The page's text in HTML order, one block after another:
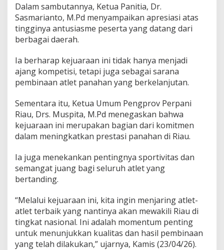
i
T
i
g
r
o
v
i
s
i
Dalam sambutannya, Ketua Panitia, Dr.
Sasmarianto, M.Pd menyampaikan apresiasi atas
tingginya antusiasme peserta yang datang dari
berbagai daerah.
Ia berharap kejuaraan ini tidak hanya menjadi
ajang kompetisi, tetapi juga sebagai sarana
pembinaan atlet panahan yang berkelanjutan.
Sementara itu, Ketua Umum Pengprov Perpani
Riau, Drs. Muspita, M.Pd menegaskan bahwa
kejuaraan ini merupakan bagian dari komitmen
dalam meningkatkan prestasi panahan di Riau.
Ia juga menekankan pentingnya sportivitas dan
semangat juang bagi seluruh atlet yang
bertanding.
“Melalui kejuaraan ini, kita ingin menjaring atlet-
atlet terbaik yang nantinya akan mewakili Riau di
tingkat nasional. Ini adalah momentum penting
untuk menunjukkan kualitas dan hasil pembinaan
yang telah dilakukan,” ujarnya, Kamis (23/04/26).